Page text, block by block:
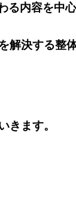
る内容を中
解決する整体
きます。